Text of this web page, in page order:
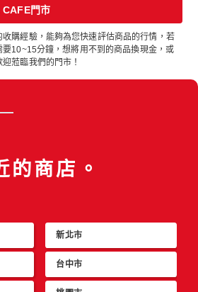
CAFE門市
購經驗，能夠為您快速評估商品的行情，若
10~15分鐘，想將用不到的商品換現金，或
蒞臨我們的門市！
的商店。
新北市
台中市